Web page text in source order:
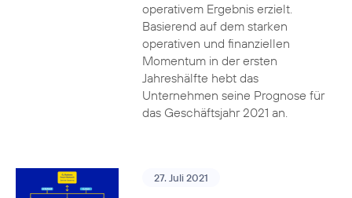
operativem Ergebnis erzielt.
Basierend auf dem starken
operativen und finanziellen
Momentum in der ersten
Jahreshälfte hebt das
Unternehmen seine Prognose für
das Geschäftsjahr 2021 an.
27. Juli 2021